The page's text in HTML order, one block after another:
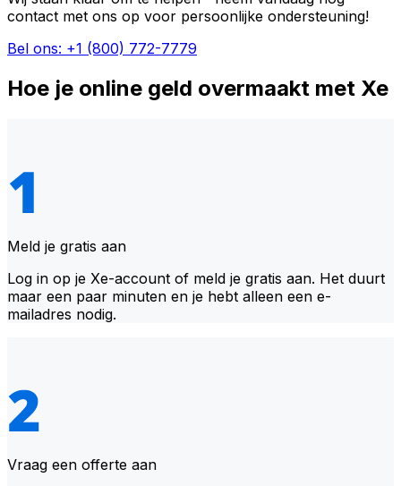
contact met ons op voor persoonlijke ondersteuning!
Bel ons: +1 (800) 772-7779
Hoe je online geld overmaakt met Xe
Meld je gratis aan
Log in op je Xe-account of meld je gratis aan. Het duurt
maar een paar minuten en je hebt alleen een e-
mailadres nodig.
Vraag een offerte aan